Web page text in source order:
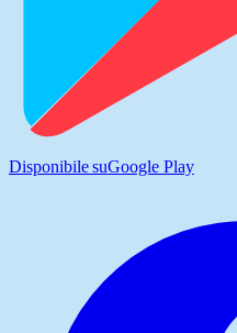
Disponibile suGoogle Play